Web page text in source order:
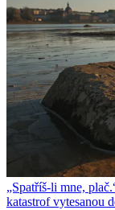
„Spatříš-li mne,
katastrof vytesanou